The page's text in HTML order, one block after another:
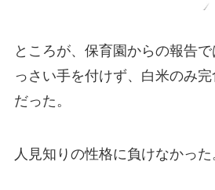
ところが、保育園からの報告
っさい手を付けず、白米のみ
だった。
人見知りの性格に負けなかった